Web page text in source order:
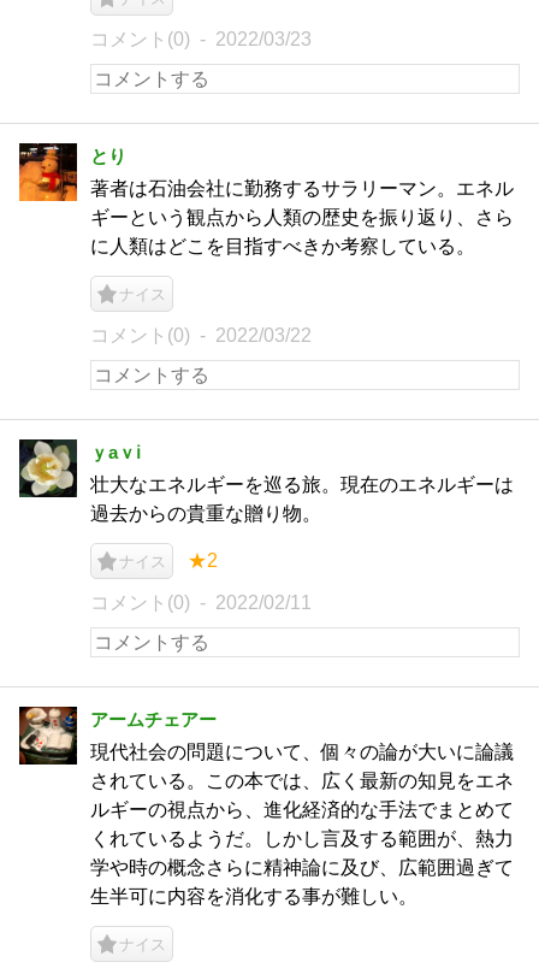
コメント(0) 2022/03/23
とり
著者は石油会社に勤務するサラリーマン。エネル
ギーという観点から人類の歴史を振り返り、さら
に人類はどこを目指すべきか考察している。
ナイス
コメント(0) 2022/03/22
ｙaｖℹ︎
壮大なエネルギーを巡る旅。現在のエネルギーは
過去からの貴重な贈り物。
ナイス ★2
コメント(0) 2022/02/11
アームチェアー
現代社会の問題について、個々の論が大いに論議
されている。この本では、広く最新の知見をエネ
ルギーの視点から、進化経済的な手法でまとめて
くれているようだ。しかし言及する範囲が、熱力
学や時の概念さらに精神論に及び、広範囲過ぎて
生半可に内容を消化する事が難しい。
ナイス